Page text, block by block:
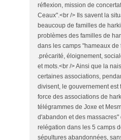
réflexion, mission de
Ceaux".<br /> Ils savent la
beaucoup de familles de
problèmes des familles de
dans les camps "hameaux de
.précarité, éloignement,
et mots.<br /> Ainsi que la
certaines associations,
divisent, le gouvernement
force des associations de
télégrammes de Joxe et
d'abandon et des
relégation dans les 5 camps
sépultures abandonnées,